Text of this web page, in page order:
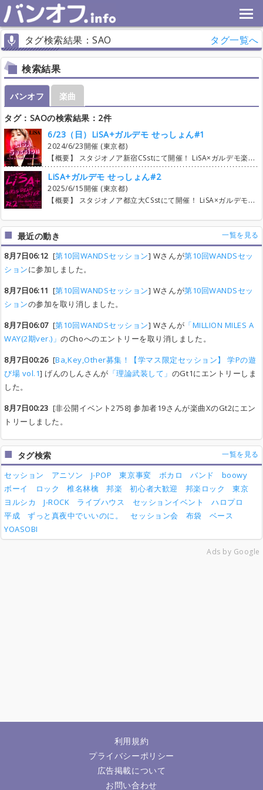
タグ検索結果：SAO タグ一覧へ
検索結果
バンオフ
楽曲
タグ：SAOの検索結果：2件
6/23（日）LiSA+ガルデモ せっしょん#1
2024/6/23開催 (東京都)
【概要】 スタジオノア新宿CSstにて開催！ LiSA×ガルデモ楽曲のセッションイベントになります。 楽器初心者やスタジオ初めての方でも楽しめるセッションイベントがモットーです。 (Gt1＝Lead Gt2＝Backing) 初心者の方、初めましての方も大歓迎です。 掲示板（自己紹介）交流の際はご自由にお使いください。 セッションの模様は フルレコーディング、4アングルカメラにて収録し スタジオLIVE風に編集した後 動画をYouTubeにて参加者限定に公開いたします。 参加費用のお支払いは現金またはpaypayにて 当日、点呼の際に回収いたします。 【詳細】 2/20 エントリー開始（1人2曲） 3/3 上限曲数解放 （1人4曲） 4/20 上限曲数解放 （1人6曲） 5/11 上限曲数解放 無制限 【スケジュール】 12:15〜12:30 集合 13:00〜17:00 セッション 17:00〜17:45 バラシ 18:00〜 打ち上げ（参加自由）
LiSA+ガルデモ せっしょん#2
2025/6/15開催 (東京都)
【概要】 スタジオノア都立大CSstにて開催！ LiSA×ガルデモ楽曲のセッションイベントになります。 楽曲によっては再現の難しい曲もありますが、 セッションを楽しむことが目的なので 楽器初心者やスタジオ初めての方でもお気軽に好きな曲へエントリーしていただければと思います。 ※一部楽曲はエントリー状況で同期音源を作成する予定です。 (Gt1＝Lead Gt2＝Backing) 初心者の方、初めましての方も大歓迎です。 お友達引き連れても大歓迎！ 見学のみも可能です。（見学者は無料。自己紹介に見学の旨をコメントお願い致します。） 是非ご参加お待ちしております。 掲示板（自己紹介）交流の際はご自由にお使いください。 セッションの模様は参加者限定視聴にてYoutubeLiveを行います。 参加費用のお支払いは事前支払いのみPayPay可能 当日は現金のみとなります。 詳細は「参加費事前支払い」スレッドをご確認ください。 成立MAX数：35曲 4/20（日）19:00～ 【エントリー上限数】2曲 【楽曲追加可能数】1曲 5/3（土）19:00～ 【エントリー上限数】5曲 【楽曲追加可能数】無制限 5/17（土）19:00～ 【エントリー上限数】無制限 【楽曲追加可能数】無制限 【スケジュール】 12:00～12:30 集合 13:00～19:00 演奏 19:00～20:00 バラシ 20:00〜 打ち上げ（参加自由）
最近の動き 一覧を見る
8月7日06:12 [第10回WANDSセッション] Wさんが第10回WANDSセッ
ションに参加しました。
8月7日06:11 [第10回WANDSセッション] Wさんが第10回WANDSセッ
ションの参加を取り消しました。
8月7日06:07[第10回WANDSセッション] Wさんが 「MILLION MILES A
WAY(2期ver.)」のChoへのエントリーを取り消しました。
8月7日00:26[Ba,Key,Other募集！【学マス限定セッション】 学Pの遊
び場 vol.1] げんのしんさんが 「理論武装して」 のGt1にエントリーしま
した。
8月7日00:23 [非公開イベント2758] 参加者19さんが楽曲XのGt2にエン
トリーしました。
タグ検索 一覧を見る
セッション アニソン J-POP 東京事変 ボカロ バンド
boowy
ボーイ
ロック 椎名林檎 邦楽 初心者大歓迎 邦楽ロック
東京
ヨルシカ
J-ROCK ライブハウス セッションイベント
ハロプロ
平成
ずっと真夜中でいいのに。 セッション会 布袋
ベース
YOASOBI
Ads by Google
利用規約
プライバシーポリシー
広告掲載について
お問い合わせ